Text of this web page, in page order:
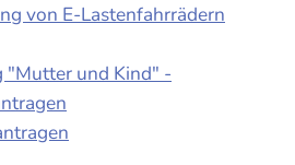
von E-Lastenfahrrädern
"Mutter und Kind" -